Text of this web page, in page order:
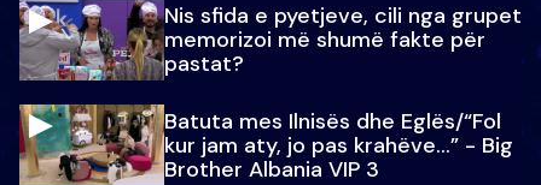
Nis sfida e pyetjeve, cili nga grupet
memorizoi më shumë fakte për
pastat?
Batuta mes Ilnisës dhe Eglës/“Fol
kur jam aty, jo pas krahëve…” - Big
Brother Albania VIP 3